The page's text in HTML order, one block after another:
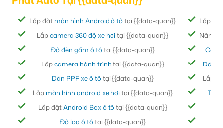
Lắp đặt màn hình Android ô tôtại {{data-quan}}
Lắpcamera 360 độ xe hơi tại {{data-quan}}
Độ đèn gầm ô tôtại {{data-quan}}
Lắpcamera hành trình tại {{data-quan}}
Dán PPF xe ô tôtại {{data-quan}}
Lắp màn hình android xe hơi tại {{data-quan}}
Lắp đặtAndroid Box ô tôtại {{data-quan}}
Độ loa ô tôtại {{data-quan}}
Lắp
Nâng
Dán
Lắp